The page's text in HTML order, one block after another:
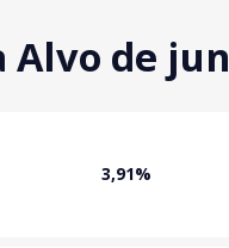
de
3,91%